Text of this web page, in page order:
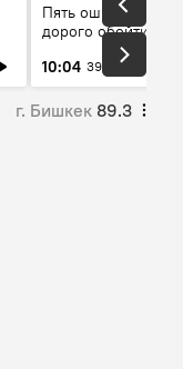
Пять ошибок
дорого обойтись
10:04 39 мин
г. Бишкек 89.3